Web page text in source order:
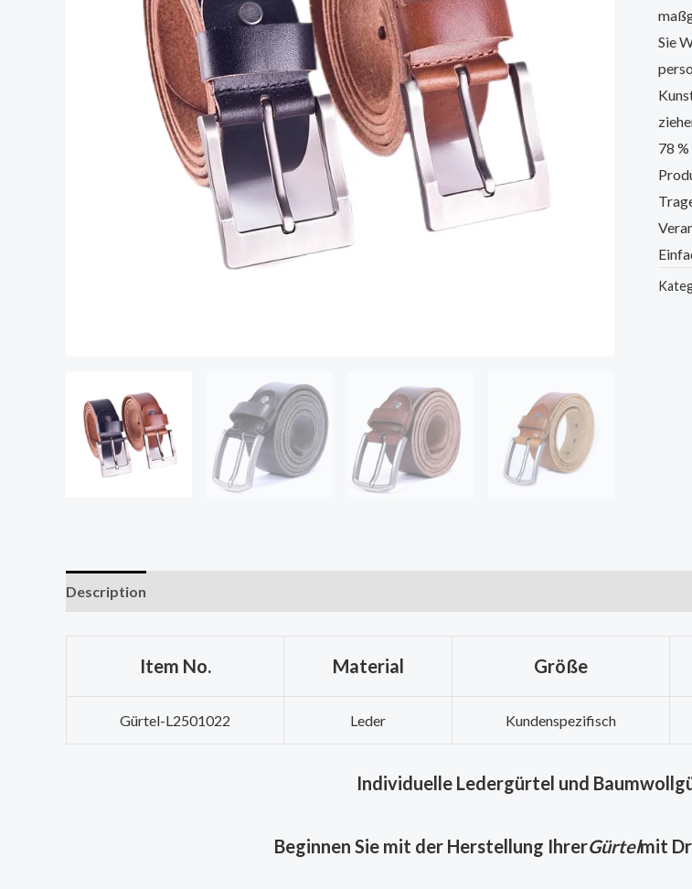
Sie
78
Description
Item No. Material Größe
Gürtel-L2501022 Leder Kundenspezifisch
Individuelle Ledergürtel und
Beginnen Sie mit der Herstellung IhrerGürtelmit